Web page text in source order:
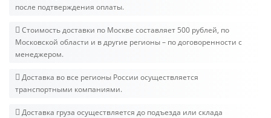
после подтверждения оплаты.
Стоимость доставки по Москве составляет 500 рублей, по
Московской области и в другие регионы – по договоренности с
менеджером.
Доставка во все регионы России осуществляется
транспортными компаниями.
Доставка груза осуществляется до подъезда или склада